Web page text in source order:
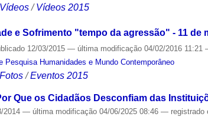
Vídeos /Vídeos 2015
e Sofrimento "tempo da agressão" - 11 de
12/03/2015— última modificação 04/02/2016 11:21
Pesquisa Humanidades e Mundo Contemporâneo
Fotos /Eventos 2015
Que os Cidadãos Desconfiam das
2014— última modificação 04/06/2025 08:46— registrado